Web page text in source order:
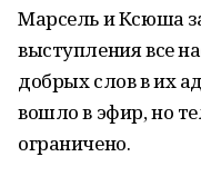
Марсель и Ксюша
выступления все
добрых слов в их
вошло в эфир, но
ограничено.